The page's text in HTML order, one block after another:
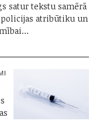
satur tekstu samērā
policijas atribūtiku un